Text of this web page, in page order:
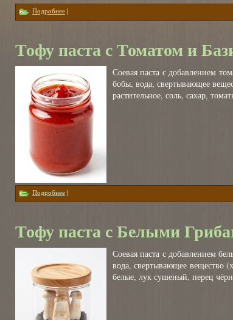
Подробнее о Сыр Тофу Классический 300 гр
|
Тофу паста с Томатом и
Соевая паста с добавлением
бобы, вода, свертывающее
растительное, соль, сахар,
Подробнее о Тофу паста с Томатом и Базиликом 300гр
|
Тофу паста с Белыми
Соевая паста с добавлением
вода, свертывающее вещество
белые, лук сушеный, перец